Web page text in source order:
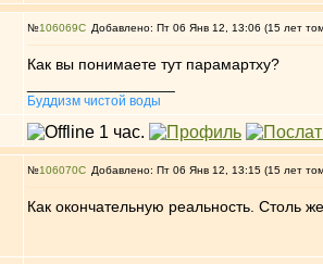
№106069 Добавлено: Пт 06 Янв 12, 13:06 (15 лет
Как вы понимаете тут парамартху?
Буддизм чистой воды
№106070 Добавлено: Пт 06 Янв 12, 13:15 (15 лет
Как окончательную реальность. Столь